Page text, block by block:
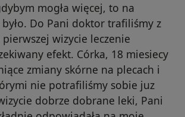
mogła więcej, to na
Do Pani doktor trafiliśmy z
wizycie leczenie
efekt. Córka, 18 miesiecy
zmiany skórne na plecach i
nie potrafiliśmy sobie juz
dobrze dobrane leki, Pani